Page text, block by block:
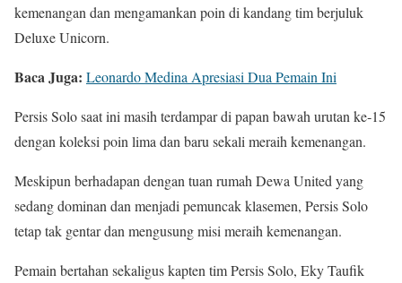
kemenangan dan mengamankan poin di kandang tim berjuluk
Deluxe Unicorn.
Baca Juga: Leonardo Medina Apresiasi Dua Pemain Ini
Persis Solo saat ini masih terdampar di papan bawah urutan ke‐15
dengan koleksi poin lima dan baru sekali meraih kemenangan.
Meskipun berhadapan dengan tuan rumah Dewa United yang
sedang dominan dan menjadi pemuncak klasemen, Persis Solo
tetap tak gentar dan mengusung misi meraih kemenangan.
Pemain bertahan sekaligus kapten tim Persis Solo, Eky Taufik